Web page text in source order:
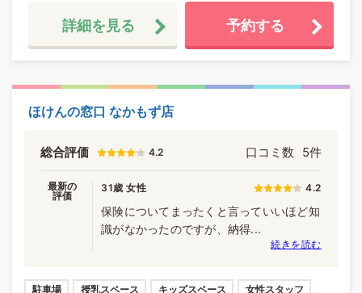
詳細を見る 予約する
ほけんの窓口 なかもず店
総合評価 4.2 口コミ数 5件
最新の
評価
31歳 女性 4.2
保険についてまったくと言っていいほど知
識がなかったのですが、納得...
続きを読む
駐車場 授乳スペース キッズスペース 女性スタッフ